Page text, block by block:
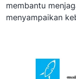
membantu
menyampaikan